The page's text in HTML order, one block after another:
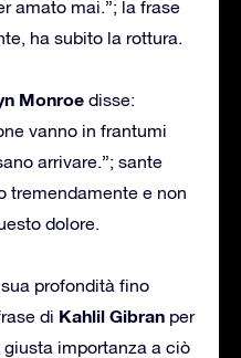
amato mai.”; la frase
ha subito la rottura.
Monroe disse:
vanno in frantumi
arrivare.”; sante
tremendamente e non
dolore.
profondità fino
di Kahlil Gibran per
importanza a ciò